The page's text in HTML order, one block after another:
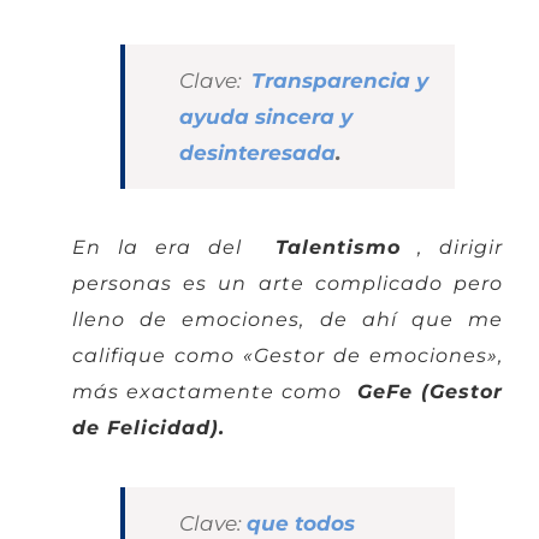
Clave: Transparencia y
ayuda sincera y
desinteresada.
En la era del Talentismo , dirigir
personas es un arte complicado pero
lleno de emociones, de ahí que me
califique como «Gestor de emociones»,
más exactamente como GeFe (Gestor
de Felicidad).
Clave: que todos